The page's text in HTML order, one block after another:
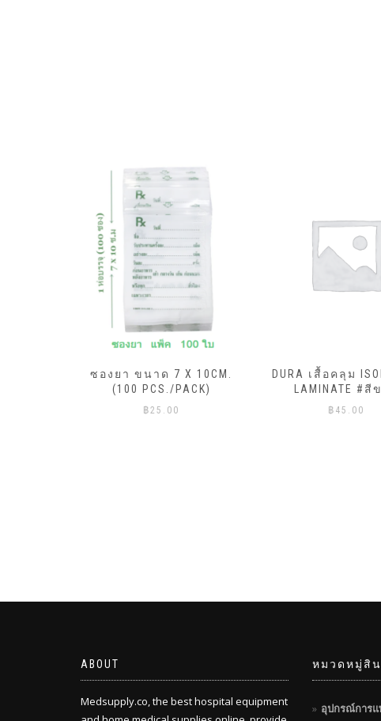
ซองยา ขนาด 7 X 10CM.
(100 PCS./PACK)
฿25.00
DURA เสื้อคลุม
LAMINATE #สี
฿ 45.00
ABOUT
Medsupply.co, the best hospital equipment
หมวดหมู่สิ
อุปกรณ์การ